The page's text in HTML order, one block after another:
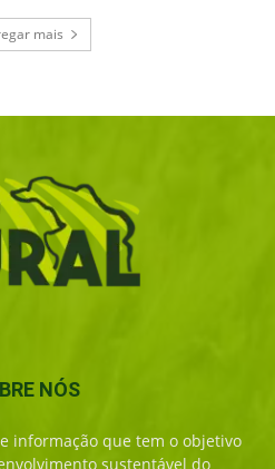
mais
NÓS
informação que tem o objetivo
sustentável do